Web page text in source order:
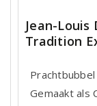
Jean-Louis
Tradition
Gemaakt als